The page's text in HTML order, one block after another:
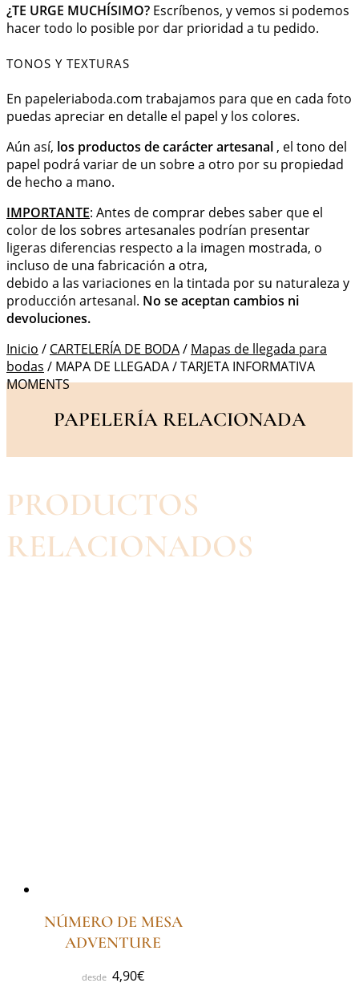
¿TE URGE MUCHÍSIMO? Escríbenos, y vemos si podemos
hacer todo lo posible por dar prioridad a tu pedido.
TONOS Y TEXTURAS
En papeleriaboda.com trabajamos para que en cada foto
puedas apreciar en detalle el papel y los colores.
Aún así, los productos de carácter artesanal , el tono del
papel podrá variar de un sobre a otro por su propiedad
de hecho a mano.
IMPORTANTE: Antes de comprar debes saber que el
color de los sobres artesanales podrían presentar
ligeras diferencias respecto a la imagen mostrada, o
incluso de una fabricación a otra,
debido a las variaciones en la tintada por su naturaleza y
producción artesanal. No se aceptan cambios ni
devoluciones.
Inicio / CARTELERÍA DE BODA/ Mapas de llegada para
bodas / MAPA DE LLEGADA / TARJETA INFORMATIVA
MOMENTS
PAPELERÍA RELACIONADA
PRODUCTOS
RELACIONADOS
NÚMERO DE MESA
ADVENTURE
4,90€